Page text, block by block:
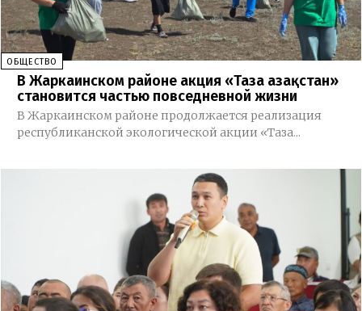
ОБЩЕСТВО
В Жаркаинском районе акция «Таза Қазақстан»
становится частью повседневной жизни
В Жаркаинском районе продолжается реализация
республиканской экологической акции «Таза...